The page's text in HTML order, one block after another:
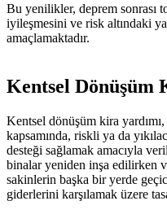
Bu yenilikler, deprem sonrası
iyileşmesini ve risk altındaki
amaçlamaktadır.
Kentsel Dönüşüm
Kentsel dönüşüm kira
kapsamında, riskli ya da
desteği sağlamak amacıyla
binalar yeniden inşa edilirken
sakinlerin başka bir yerde
giderlerini karşılamak üzere